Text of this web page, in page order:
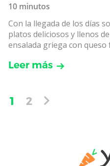
10 minutos
Con la llegada de los días
platos deliciosos y llenos
ensalada griega con queso
Leer más
1 2